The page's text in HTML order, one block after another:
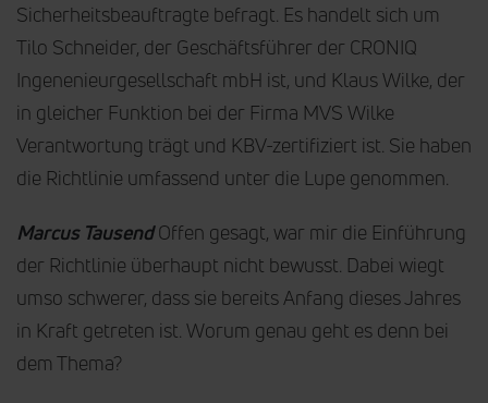
Sicherheitsbeauftragte befragt. Es handelt sich um
Tilo Schneider, der Geschäftsführer der CRONIQ
Ingenenieurgesellschaft mbH ist, und Klaus Wilke, der
in gleicher Funktion bei der Firma MVS Wilke
Verantwortung trägt und KBV-zertifiziert ist. Sie haben
die Richtlinie umfassend unter die Lupe genommen.
Marcus TausendOffen gesagt, war mir die Einführung
der Richtlinie überhaupt nicht bewusst. Dabei wiegt
umso schwerer, dass sie bereits Anfang dieses Jahres
in Kraft getreten ist. Worum genau geht es denn bei
dem Thema?